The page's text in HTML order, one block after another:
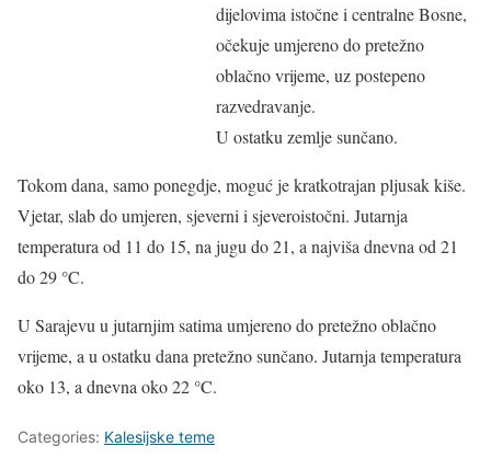
dijelovima istočne i centralne Bosne,
očekuje umjereno do pretežno
oblačno vrijeme, uz postepeno
razvedravanje.
U ostatku zemlje sunčano.
Tokom dana, samo ponegdje, moguć je kratkotrajan pljusak kiše.
Vjetar, slab do umjeren, sjeverni i sjeveroistočni. Jutarnja
temperatura od 11 do 15, na jugu do 21, a najviša dnevna od 21
do 29 °C.
U Sarajevu u jutarnjim satima umjereno do pretežno oblačno
vrijeme, a u ostatku dana pretežno sunčano. Jutarnja temperatura
oko 13, a dnevna oko 22 °C.
Categories: Kalesijske teme